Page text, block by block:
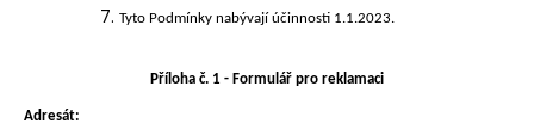
Tyto Podmínky nabývají účinnosti 1.1.2023.
Příloha č. 1 - Formulář pro reklamaci
Adresát: